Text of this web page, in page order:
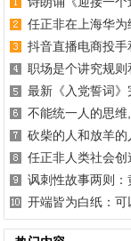
任正非在上海华
抖音直播电商投手
职场是个讲究规
最新《入党誓词
不能统一人的思
砍柴的人和放羊的
任正非人类社会
讽刺性故事两则
开端皆为白纸：